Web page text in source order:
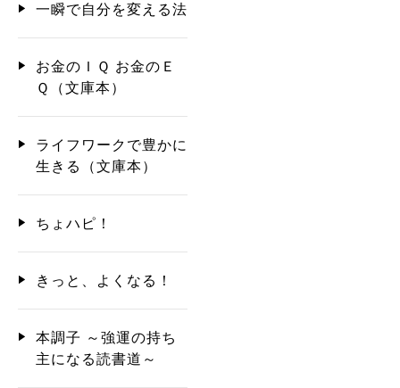
一瞬で自分を変える法
お金のＩＱ お金のＥ
Ｑ（文庫本）
ライフワークで豊かに
生きる（文庫本）
ちょハピ！
きっと、よくなる！
本調子 ～強運の持ち
主になる読書道～